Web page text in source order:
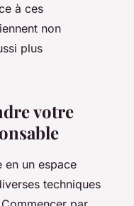
à ces
non
plus
votre
en un espace
techniques